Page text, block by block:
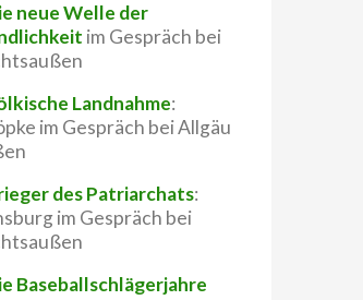
neue Welle der
im Gespräch bei
Landnahme:
im Gespräch bei Allgäu
des Patriarchats:
im Gespräch bei
Baseballschlägerjahre